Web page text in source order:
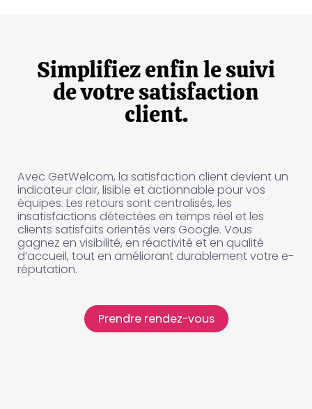
Simplifiez enfin le suivi
de votre satisfaction
client.
Avec GetWelcom, la satisfaction client devient un
indicateur clair, lisible et actionnable pour vos
équipes. Les retours sont centralisés, les
insatisfactions détectées en temps réel et les
clients satisfaits orientés vers Google. Vous
gagnez en visibilité, en réactivité et en qualité
d’accueil, tout en améliorant durablement votre e-
réputation.
Prendre rendez-vous